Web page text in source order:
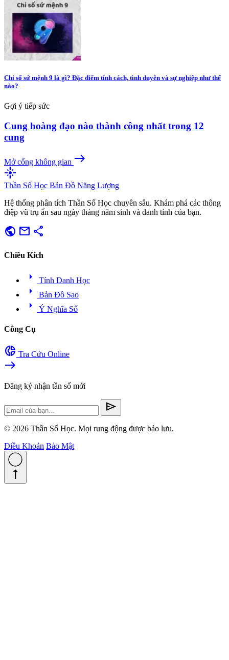
Chỉ số sứ mệnh 9 là gì? Đặc điểm tính cách, tình duyên và sự nghiệp như thế
nào?
Gợi ý tiếp sức
Cung hoàng đạo nào thành công nhất trong 12
cung
Mở cổng không gian east
flare
Thần Số Học Bản Đồ Năng Lượng
Hệ thống phân tích Thần Số Học chuyên sâu. Khám phá các thông
điệp vũ trụ ẩn sau ngày tháng năm sinh và danh tính của bạn.
public mail share
Chiều Kích
arrow_right Tính Danh Học
arrow_right Bản Đồ Sao
arrow_right Ý Nghĩa Số
Công Cụ
donut_small Tra Cứu Online
east
Đăng ký nhận tần số mới
send
© 2026 Thần Số Học. Mọi rung động được bảo lưu.
Điều Khoản Bảo Mật
straight